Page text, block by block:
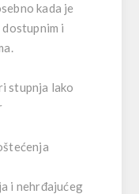
kada je
i
stupnja lako
i nehrđajućeg